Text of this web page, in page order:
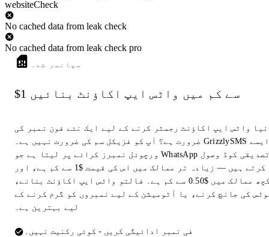
websiteCheck
No cached data from leak check
No cached data from leak check pro
سپانسر شدہ
$1 سے کم میں واٹس ایپ اکاؤنٹ بنائیں
نیا واٹس ایپ اکاؤنٹ رجسٹر کرنے کے لیے ایک نئے فون نمبر کی
ضرورت ہے؟ آپ کو فزیکل سم کی ضرورت نہیں ہے۔ GrizzlySMS ایسے
ورچوئل نمبرز کرائے پر لیتا ہے جو WhatsApp تصدیقی کوڈ وصول
کرتے ہیں — زیادہ تر ممالک میں اس کی قیمت $1 سے کم ہے، اور
کچھ ممالک میں $0.50 سے کم ہے۔ فالتو واٹس ایپ اکاؤنٹ بنانے،
کی جانچ کرنے، یا آٹومیشن کے لیے نمبروں کو گرم کرنے کے
لیے بہترین ہے۔
فی نمبر ادائیگی کریں - کوئی رکنیت نہیں۔